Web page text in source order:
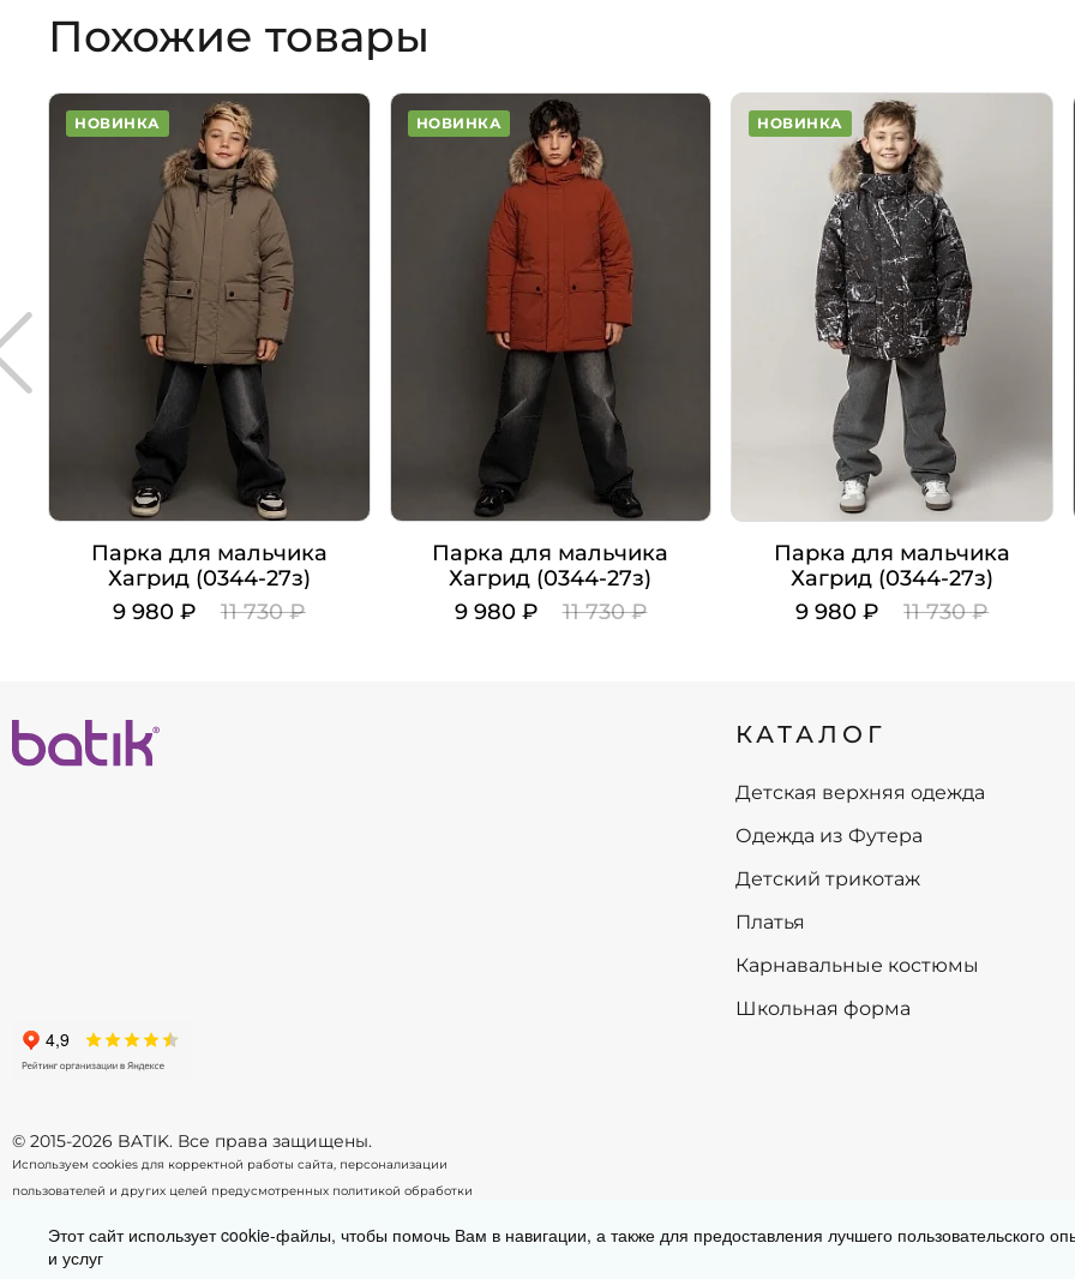
Похожие товары
НОВИНКА
Парка для мальчика
Хагрид (0344-27з)
9 980 ₽
11 730 ₽
НОВИНКА
Парка для мальчика
Хагрид (0344-27з)
9 980 ₽
11 730 ₽
НОВИНКА
Парка для мальчика
Хагрид (0344-27з)
9 980 ₽
11 730 ₽
158
© 2015-2026 BATIK. Все права защищены.
Используем cookies для корректной работы сайта, персонализации
пользователей и других целей предусмотренных политикой обработки
КАТАЛОГ
Детская верхняя одежда
Одежда из Футера
Детский трикотаж
Платья
Карнавальные костюмы
Школьная форма
Этот сайт использует cookie-файлы, чтобы помочь Вам в навигации, а также для предоставления лучшего пользовательского
и услуг